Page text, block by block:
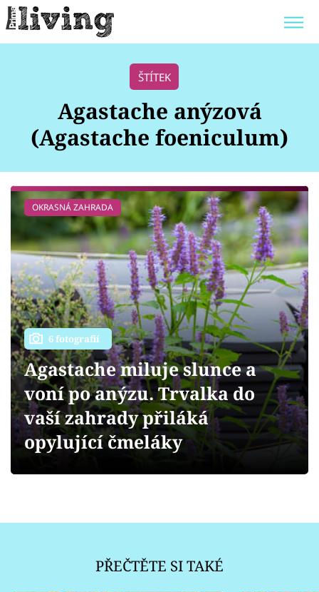
POKOJOVÉ KVĚTINY
ZAHRADA
Bydlení
Zahrada
Design
Sledujte prima+
Přihlášení
Sledujte nás
ŠTÍTEK
Agastache anýzová
(Agastache foeniculum)
OKRASNÁ ZAHRADA
6 fotografií
Agastache miluje slunce a
voní po anýzu. Trvalka do
vaší zahrady přiláká
opylující čmeláky
PŘEČTĚTE SI TAKÉ